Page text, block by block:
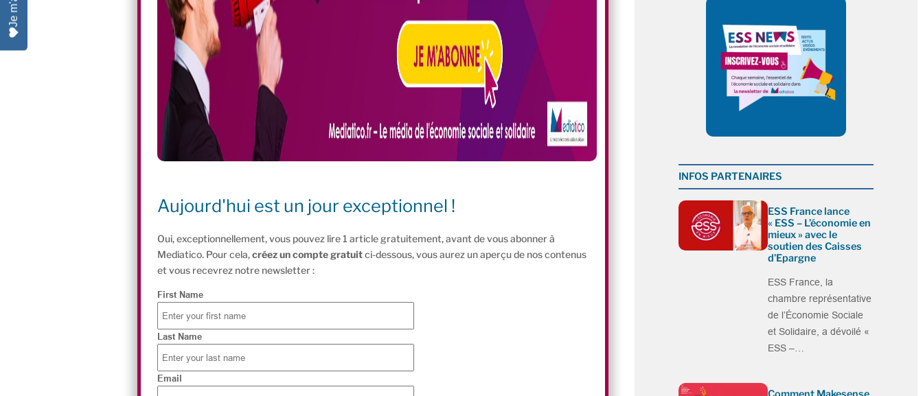
Aujourd'hui est un jour exceptionnel !
Oui, exceptionnellement, vous pouvez lire 1 article gratuitement, avant de vous abonner à
Mediatico. Pour cela,créez un compte gratuitci-dessous, vous aurez un aperçu de nos contenus
et vous recevrez notre newsletter :
First Name
Last Name
Email
INFOS PARTENAIRES
ESS France lance
« ESS – L’économie en
mieux » avec le
soutien des Caisses
d’Epargne
ESS France, la
chambre représentative
de l’Économie Sociale
et Solidaire, a dévoilé «
ESS –…